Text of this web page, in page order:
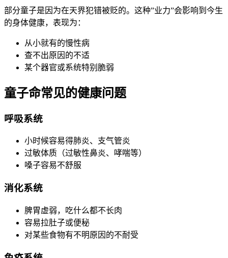
部分童子是因为在天界犯错被贬的。这种”业力”会影响到今生
的身体健康，表现为：
从小就有的慢性病
查不出原因的不适
某个器官或系统特别脆弱
童子命常见的健康问题
呼吸系统
小时候容易得肺炎、支气管炎
过敏体质（过敏性鼻炎、哮喘等）
嗓子容易不舒服
消化系统
脾胃虚弱，吃什么都不长肉
容易拉肚子或便秘
对某些食物有不明原因的不耐受